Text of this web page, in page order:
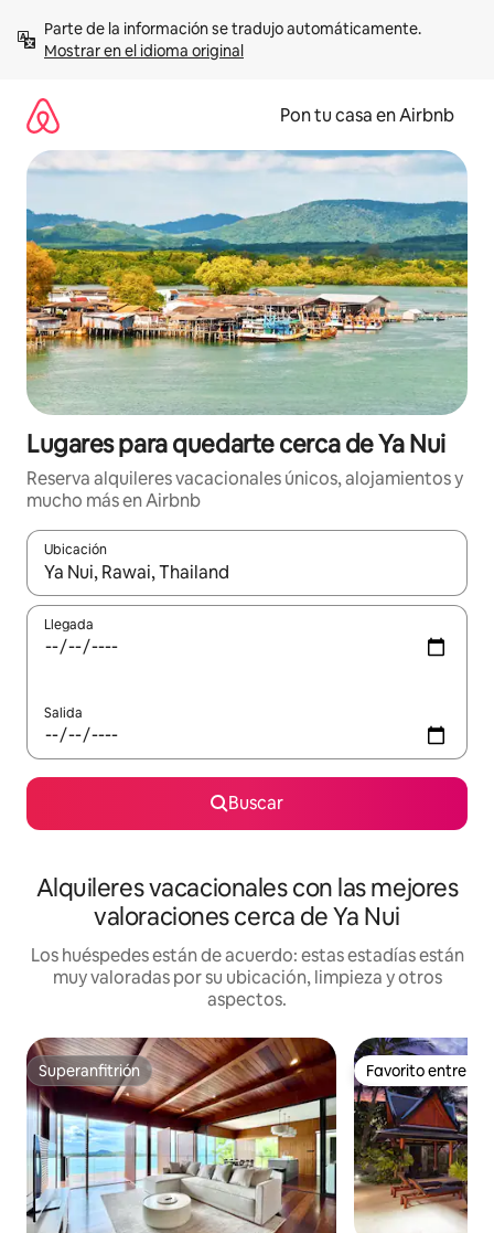
contenidoMostrar en el idioma original
Pon tu casa en Airbnb
Lugares para quedarte cerca de Ya Nui
Reserva alquileres vacacionales únicos, alojamientos y
mucho más en Airbnb
Ubicación
Cuando los resultados estén disponibles, navega con las
Llegada
Salida
Buscar
Alquileres vacacionales con las mejores
valoraciones cerca de Ya Nui
Los huéspedes están de acuerdo: estas estadías están
muy valoradas por su ubicación, limpieza y otros
aspectos.
Superanfitrión
Superanfitrión Favorito entre
Favorito entre